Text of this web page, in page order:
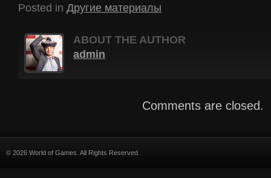
Posted in Другие материалы
ABOUT THE AUTHOR
admin
Comments are closed.
© 2026 World of Games. All Rights Reserved.